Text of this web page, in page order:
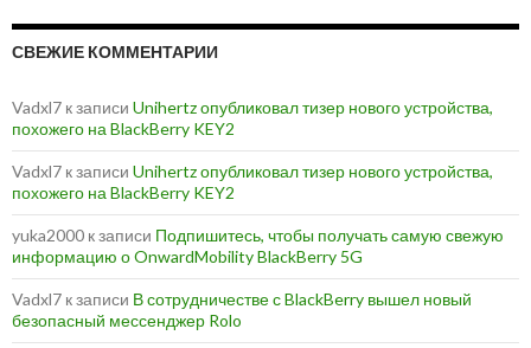
СВЕЖИЕ КОММЕНТАРИИ
Vadxl7 к записи Unihertz опубликовал тизер нового устройства,
похожего на BlackBerry KEY2
Vadxl7 к записи Unihertz опубликовал тизер нового устройства,
похожего на BlackBerry KEY2
yuka2000 к записи Подпишитесь, чтобы получать самую свежую
информацию о OnwardMobility BlackBerry 5G
Vadxl7 к записи В сотрудничестве с BlackBerry вышел новый
безопасный мессенджер Rolo